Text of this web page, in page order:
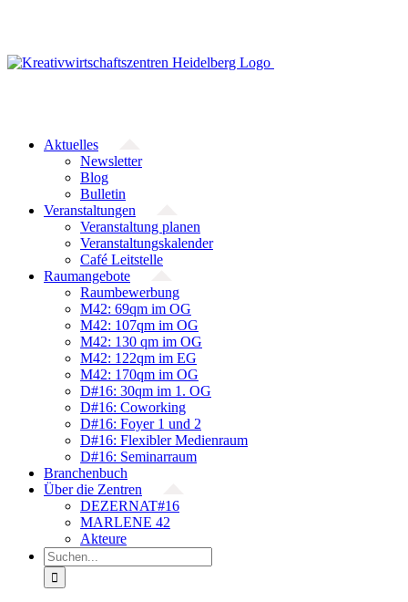
Aktuelles
Newsletter
Blog
Bulletin
Veranstaltungen
Veranstaltung planen
Veranstaltungskalender
Café Leitstelle
Raumangebote
Raumbewerbung
M42: 69qm im OG
M42: 107qm im OG
M42: 130 qm im OG
M42: 122qm im EG
M42: 170qm im OG
D#16: 30qm im 1. OG
D#16: Coworking
D#16: Foyer 1 und 2
D#16: Flexibler Medienraum
D#16: Seminarraum
Branchenbuch
Über die Zentren
DEZERNAT#16
MARLENE 42
Akteure
Suche
nach: